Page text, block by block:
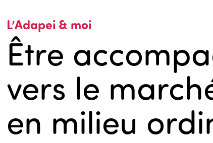
L’Adapei & moi
Être
vers le
en milieu